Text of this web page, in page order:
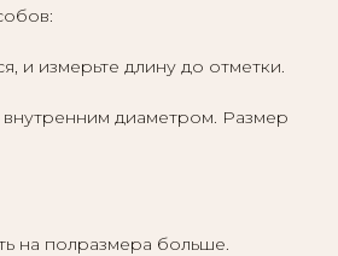
и измерьте длину до отметки.
диаметром. Размер
на полразмера больше.